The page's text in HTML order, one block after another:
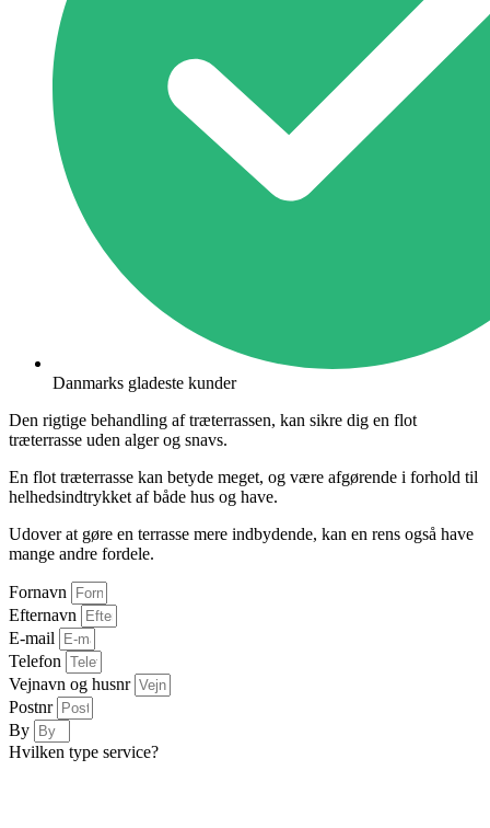
Danmarks gladeste kunder
Den rigtige behandling af træterrassen, kan sikre dig en flot
træterrasse uden alger og snavs.
En flot træterrasse kan betyde meget, og være afgørende i forhold til
helhedsindtrykket af både hus og have.
Udover at gøre en terrasse mere indbydende, kan en rens også have
mange andre fordele.
Fornavn
Efternavn
E-mail
Telefon
Vejnavn og husnr
Postnr
By
Hvilken type service?